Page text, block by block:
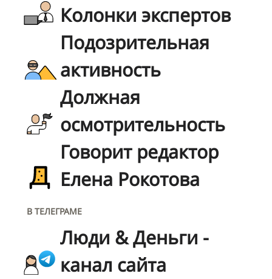
Колонки экспертов
Подозрительная
активность
Должная
осмотрительность
Говорит редактор
Елена Рокотова
В ТЕЛЕГРАМЕ
Люди & Деньги -
канал сайта